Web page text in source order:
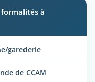
à
garederie
de CCAM